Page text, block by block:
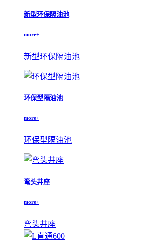
新型环保隔油池
more+
新型环保隔油池
环保型隔油池
more+
环保型隔油池
弯头井座
more+
弯头井座